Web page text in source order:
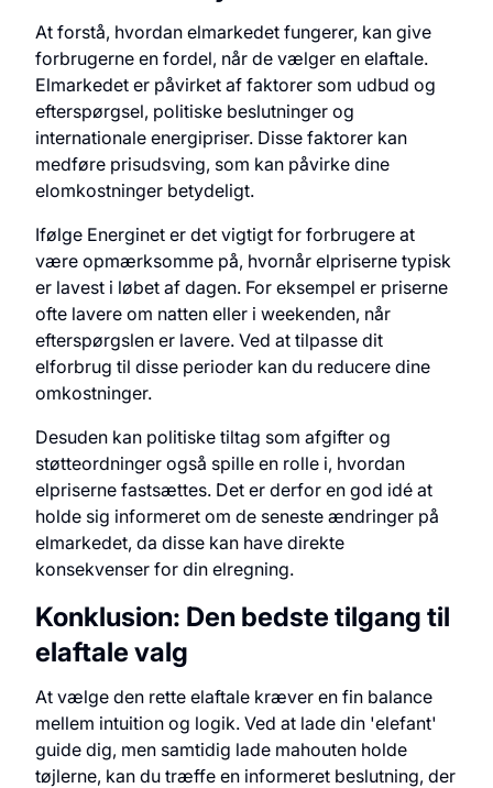
At forstå, hvordan elmarkedet fungerer, kan give
forbrugerne en fordel, når de vælger en elaftale.
Elmarkedet er påvirket af faktorer som udbud og
efterspørgsel, politiske beslutninger og
internationale energipriser. Disse faktorer kan
medføre prisudsving, som kan påvirke dine
elomkostninger betydeligt.
Ifølge Energinet er det vigtigt for forbrugere at
være opmærksomme på, hvornår elpriserne typisk
er lavest i løbet af dagen. For eksempel er priserne
ofte lavere om natten eller i weekenden, når
efterspørgslen er lavere. Ved at tilpasse dit
elforbrug til disse perioder kan du reducere dine
omkostninger.
Desuden kan politiske tiltag som afgifter og
støtteordninger også spille en rolle i, hvordan
elpriserne fastsættes. Det er derfor en god idé at
holde sig informeret om de seneste ændringer på
elmarkedet, da disse kan have direkte
konsekvenser for din elregning.
Konklusion: Den bedste tilgang til
elaftale valg
At vælge den rette elaftale kræver en fin balance
mellem intuition og logik. Ved at lade din 'elefant'
guide dig, men samtidig lade mahouten holde
tøjlerne, kan du træffe en informeret beslutning, der